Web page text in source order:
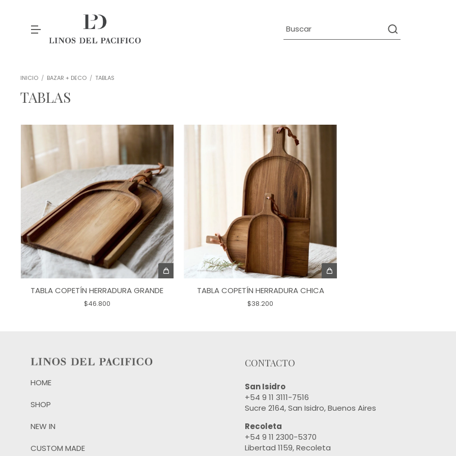
INICIO / BAZAR + DECO / TABLAS
TABLAS
TABLA COPETÍN HERRADURA GRANDE
$46.800
TABLA COPETÍN HERRADURA CHICA
$38.200
HOME
SHOP
NEW IN
CUSTOM MADE
CONTACTO
San Isidro
+54 9 11 3111-7516
Sucre 2164, San Isidro, Buenos Aires
Recoleta
+54 9 11 2300-5370
Libertad 1159, Recoleta